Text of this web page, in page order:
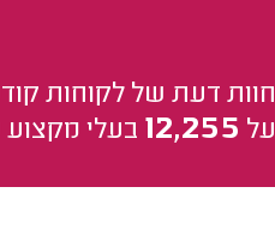
חוות דעת של לקוחות
על 12,255 בעלי מקצוע